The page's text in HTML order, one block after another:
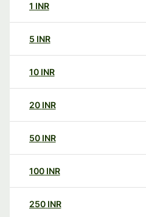
1 INR
5 INR
10 INR
20 INR
50 INR
100 INR
250 INR